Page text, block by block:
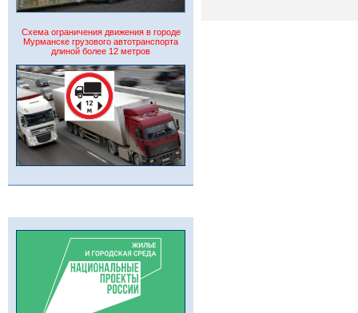
Схема ограничения движения в городе
Мурманске грузового автотранспорта
длиной более 12 метров